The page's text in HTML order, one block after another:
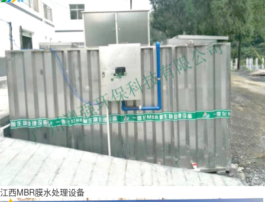
江西MBR膜水处理设备